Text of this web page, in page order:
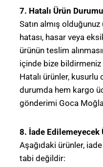
7. Hatalı Ürün Durumu
Satın almış
hatası, hasar veya
ürünün teslim
içinde bize
Hatalı ürünler,
durumda hem kargo
gönderimi Goca Moğla
8. İade Edilemeyecek
Aşağıdaki ürünler,
tabi değildir: